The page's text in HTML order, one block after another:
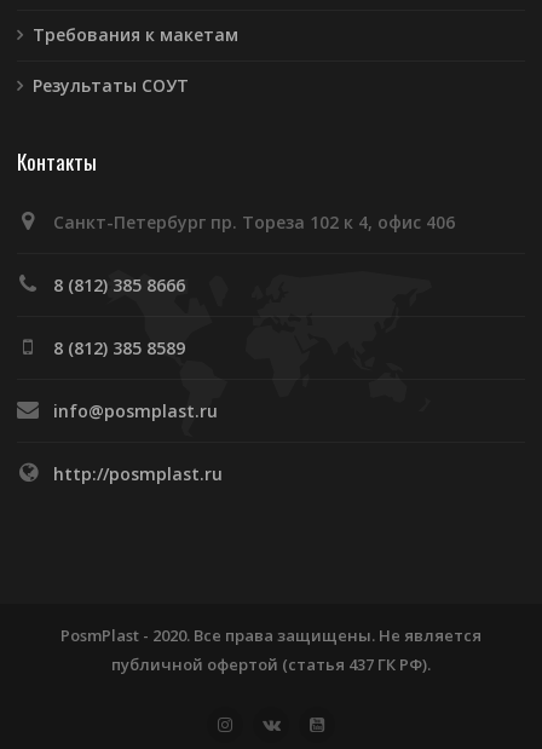
Требования к макетам
Результаты СОУТ
Контакты
Санкт-Петербург пр. Тореза 102 к 4, офис 406
8 (812) 385 8666
8 (812) 385 8589
info@posmplast.ru
http://posmplast.ru
PosmPlast - 2020. Все права защищены. Не является
публичной офертой (статья 437 ГК РФ).